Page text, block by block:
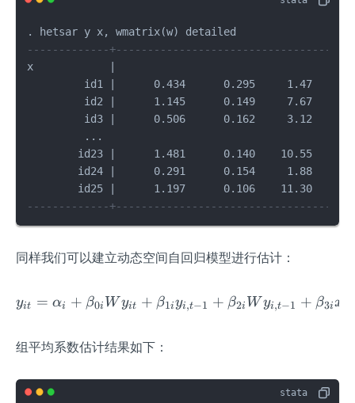
2
i}
-------------
x            |
id1 |      0.434      0.295     1.47
id2 |      1.145      0.149     7.67
id3 |      0.506      0.162     3.12
         ...
id23 |      1.481      0.140    10.55
id24 |      0.291      0.154     1.88
-------------
同样我们可以建立动态空间自回归模型进行估计：
yit = αi + β0i Wyit + β1iyi,t−1 + β2i Wyi,t−1 + β3ix
组平均系数估计结果如下：